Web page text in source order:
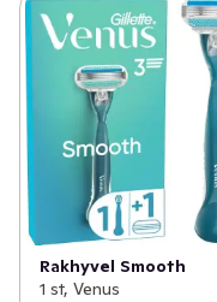
Rakhyvel Smooth
1 st, Venus